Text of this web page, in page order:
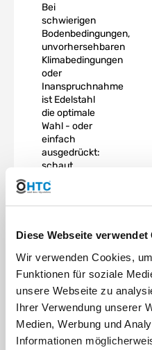
Diese Webseite verwendet
Wir verwenden Cookies,
Funktionen für soziale
unsere Webseite zu
Ihrer Verwendung unserer
Medien, Werbung und
Informationen
Bei
schwierigen
Bodenbedingungen,
unvorhersehbaren
Klimabedingungen
oder
Inanspruchnahme
ist Edelstahl
die optimale
Wahl - oder
einfach
ausgedrückt:
schaut
einfach geil
aus!